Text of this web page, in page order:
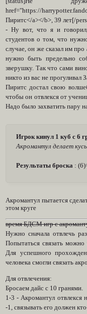
href="https://
Пиритс</a></b>, 39 лет[/
- Ну вот, что я и
студентов о том, что
случае, он же сказал им
нужно быть предельно
зверушку. Так что сами
никто из вас не прогуливал
Пиритс достал свою
чтобы он отвлекся от
Надо было захватить пару
Игрок кинул 1 куб с 6
Акромантул делает
Результаты броска :
Акромантул пытается
этом круге
время БДСМ игр с
Нужно сначала отвлечь
Попытаться связать можно
Для успешного
человека смогли связать
Для отвлечения:
Бросаем дайс с 10 гранями.
1-3 - Акромантул отвлекся
-1, связывать его должен